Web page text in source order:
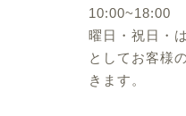
曜日・祝日・
としてお客様
きます。